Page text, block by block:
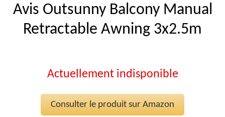
Avis Outsunny Balcony Manual
Retractable Awning 3x2.5m
Actuellement indisponible
Consulter le produit sur Amazon